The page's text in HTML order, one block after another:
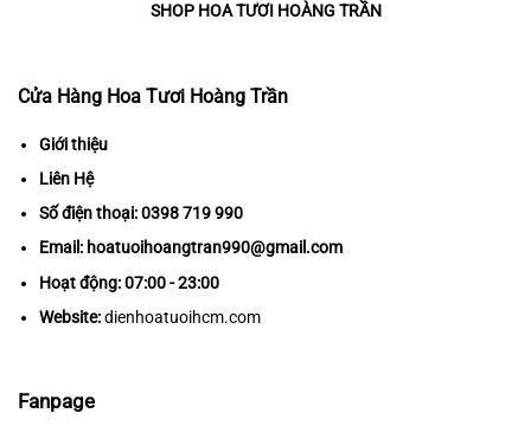
SHOP HOA TƯƠI HOÀNG TRẦN
Cửa Hàng Hoa Tươi Hoàng Trần
Giới thiệu
Liên Hệ
Số điện thoại:0398 719 990
Email: hoatuoihoangtran990@gmail.com
Hoạt động: 07:00 - 23:00
Website: dienhoatuoihcm.com
Fanpage